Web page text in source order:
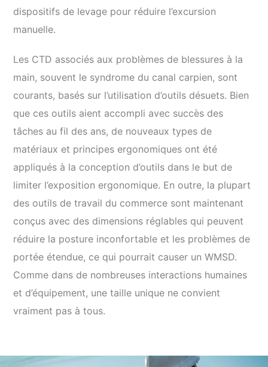
dispositifs de levage pour réduire l’excursion
manuelle.
Les CTD associés aux problèmes de blessures à la
main, souvent le syndrome du canal carpien, sont
courants, basés sur l’utilisation d’outils désuets. Bien
que ces outils aient accompli avec succès des
tâches au fil des ans, de nouveaux types de
matériaux et principes ergonomiques ont été
appliqués à la conception d’outils dans le but de
limiter l’exposition ergonomique. En outre, la plupart
des outils de travail du commerce sont maintenant
conçus avec des dimensions réglables qui peuvent
réduire la posture inconfortable et les problèmes de
portée étendue, ce qui pourrait causer un WMSD.
Comme dans de nombreuses interactions humaines
et d’équipement, une taille unique ne convient
vraiment pas à tous.